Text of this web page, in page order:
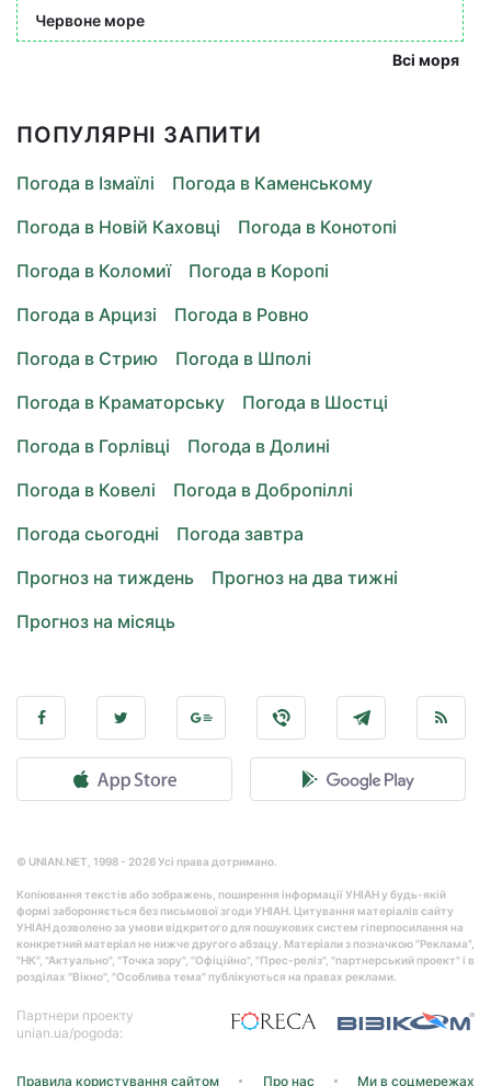
Червоне море
Всі моря
ПОПУЛЯРНІ ЗАПИТИ
Погода в Ізмаїлі
Погода в Каменському
Погода в Новій Каховці
Погода в Конотопі
Погода в Коломиї
Погода в Коропі
Погода в Арцизі
Погода в Ровно
Погода в Стрию
Погода в Шполі
Погода в Краматорську
Погода в Шостці
Погода в Горлівці
Погода в Долині
Погода в Ковелі
Погода в Добропіллі
Погода сьогодні
Погода завтра
Прогноз на тиждень
Прогноз на два тижні
Прогноз на місяць
© UNIAN.NET, 1998 - 2026 Усі права дотримано.
Копіювання текстів або зображень, поширення інформації УНІАН у будь-якій
формі забороняється без письмової згоди УНІАН. Цитування матеріалів сайту
УНІАН дозволено за умови відкритого для пошукових систем гіперпосилання на
конкретний матеріал не нижче другого абзацу. Матеріали з позначкою "Реклама",
"НК", "Актуально", "Точка зору", "Офіційно", "Прес-реліз", "партнерський проект" і в
розділах "Вікно", "Особлива тема" публікуються на правах реклами.
Партнери проекту
unian.ua/pogoda:
Правила користування сайтом Про нас Ми в соцмережах